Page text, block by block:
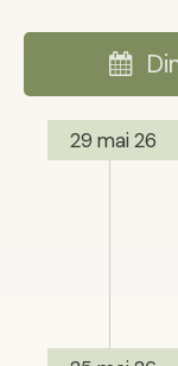
29 mai 26